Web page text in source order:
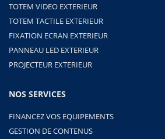
TOTEM VIDEO EXTERIEUR
TOTEM TACTILE EXTERIEUR
FIXATION ECRAN EXTERIEUR
PANNEAU LED EXTERIEUR
PROJECTEUR EXTERIEUR
NOS SERVICES
FINANCEZ VOS EQUIPEMENTS
GESTION DE CONTENUS